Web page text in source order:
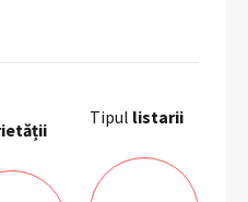
Tipul listarii